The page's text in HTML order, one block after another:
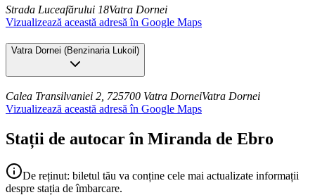
Strada Luceafărului 18Vatra Dornei
Vizualizează această adresă în Google Maps
Vatra Dornei (Benzinaria Lukoil )
Calea Transilvaniei 2, 725700 Vatra DorneiVatra Dornei
Vizualizează această adresă în Google Maps
Stații de autocar în Miranda de Ebro
De reținut: biletul tău va conține cele mai actualizate informații
despre stația de îmbarcare.